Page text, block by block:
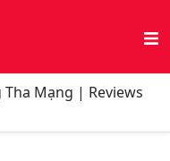
Mạng | Reviews